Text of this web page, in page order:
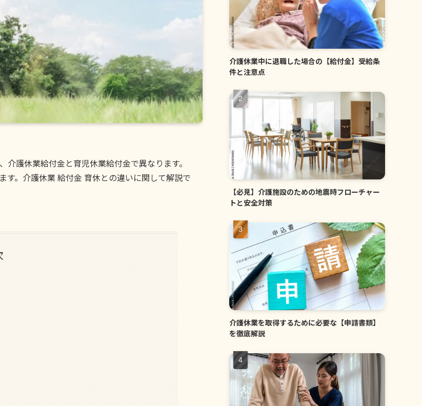
護休業給付金と育児休業給付金で異なります。
。介護休業 給付金 育休との違いに関して解説で
介護休業中に退職した場合の【給付金】受給条
件と注意点
【必見】介護施設のための地震時フローチャー
トと安全対策
介護休業を取得するために必要な【申請書類】
を徹底解説